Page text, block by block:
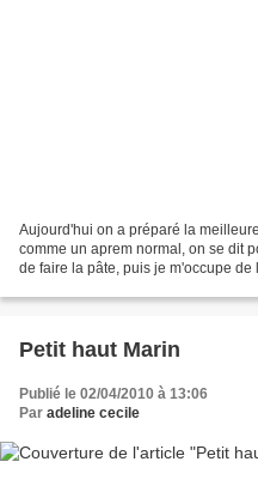
Aujourd'hui on a préparé la
comme un aprem normal, on se dit
de faire la pâte, puis je m'occupe
Petit haut Marin
Publié le 02/04/2010 à 13:06
Par adeline cecile